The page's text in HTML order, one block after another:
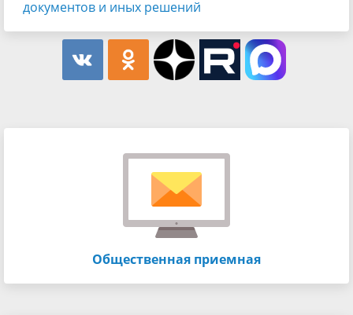
документов и иных решений
Общественная приемная